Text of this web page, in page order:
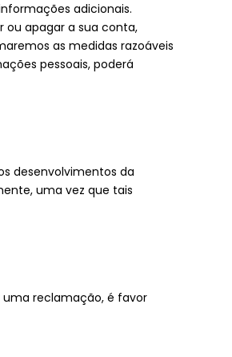
adicionais.
ou apagar a sua conta,
as medidas razoáveis
pessoais, poderá
desenvolvimentos da
uma vez que tais
uma reclamação, é favor